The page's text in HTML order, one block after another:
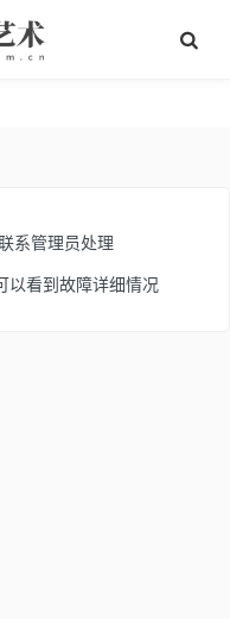
系管理员处理
以看到故障详细情况